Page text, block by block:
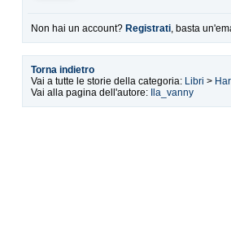
Non hai un account? Registrati, basta
Torna indietro
Vai a tutte le storie della categoria: Libri >
Vai alla pagina dell'autore:
Ila_vanny